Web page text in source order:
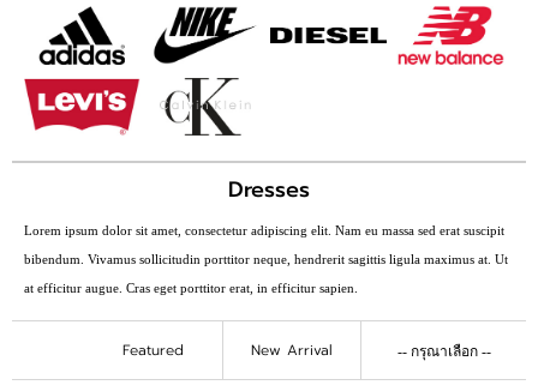
ติดต่อเรา
ขั้นตอนการสั่งซื้อ
แจ้งชำระเงิน
ข่าวสาร
Dresses
Lorem ipsum dolor sit amet, consectetur adipiscing elit. Nam eu massa sed erat suscipit
bibendum. Vivamus sollicitudin porttitor neque, hendrerit sagittis ligula maximus at. Ut
at efficitur augue. Cras eget porttitor erat, in efficitur sapien.
Featured New Arrival